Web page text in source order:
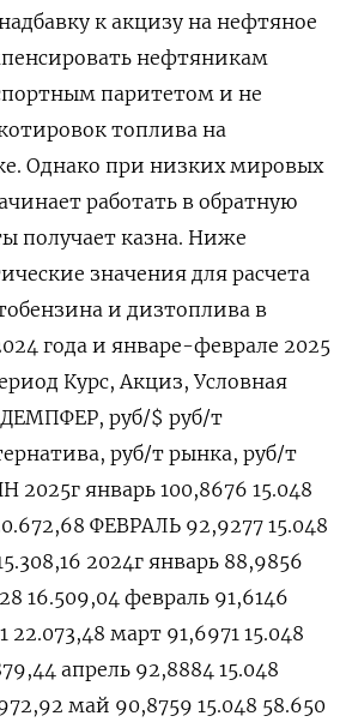
к акцизу на нефтяное
нефтяникам
паритетом и не
топлива на
Однако при низких мировых
работать в обратную
получает казна. Ниже
значения для расчета
и дизтоплива в
года и январе-феврале 2025
Курс, Акциз, Условная
руб/$ руб/т
руб/т рынка, руб/т
2025г январь 100,8676 15.048
ФЕВРАЛЬ 92,9277 15.048
2024г январь 88,9856
16.509,04 февраль 91,6146
22.073,48 март 91,6971 15.048
апрель 92,8884 15.048
май 90,8759 15.048 58.650